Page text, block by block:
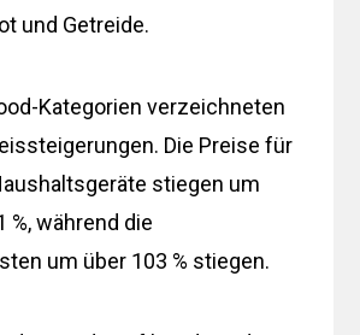
und Getreide.
Kategorien verzeichneten
Die Preise für
stiegen um
%, während die
um über 103 % stiegen.